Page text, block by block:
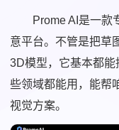
Prome AI是一款
意平台。不管是把草
3D模型，它基本都
些领域都能用，能帮
视觉方案。